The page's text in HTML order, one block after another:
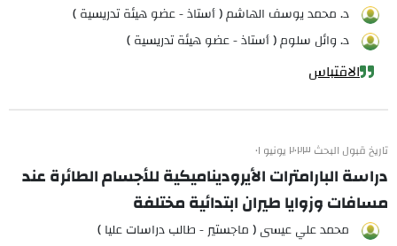
د. محمد يوسف الهاشم ( أستاذ - عضو هيئة تدريسية )
د. وائل سلوم ( أستاذ - عضو هيئة تدريسية )
الاقتباس
تاريخ قبول البحث ٢٠٢٣ يونيو ٠١
دراسة البارامترات الأيروديناميكية للأجسام الطائرة عند
مسافات وزوايا طيران ابتدائية مختلفة
محمد علي عيسى ( ماجستير - طالب دراسات عليا )